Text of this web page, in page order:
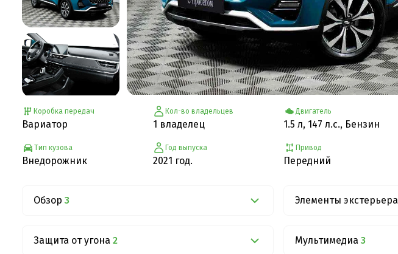
Коробка передач
Вариатор
Тип кузова
Внедорожник
Кол-во владельцев
1 владелец
Год выпуска
2021 год.
Двигатель
1.5 л, 147 л.с., Бензин
Привод
Передний
Обзор 3 Элементы экстерьера
Защита от угона 2 Мультимедиа 3